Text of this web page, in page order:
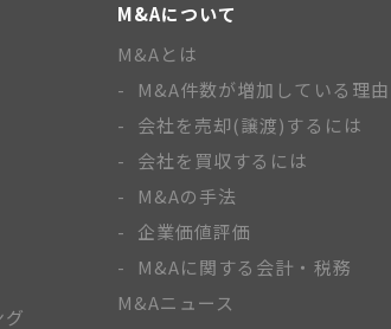
M&Aについて
M&Aとは
M&A件数が増加している理由
会社を売却(譲渡)するには
会社を買収するには
M&Aの手法
企業価値評価
M&Aに関する会計・税務
M&Aニュース